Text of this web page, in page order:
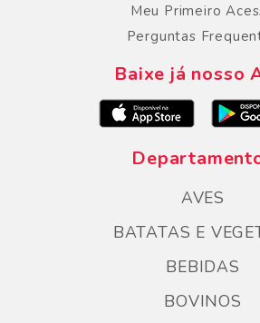
Meu Primeiro
Perguntas
Baixe já nosso
AVES
BATATAS E
BEBIDAS
BOVINOS